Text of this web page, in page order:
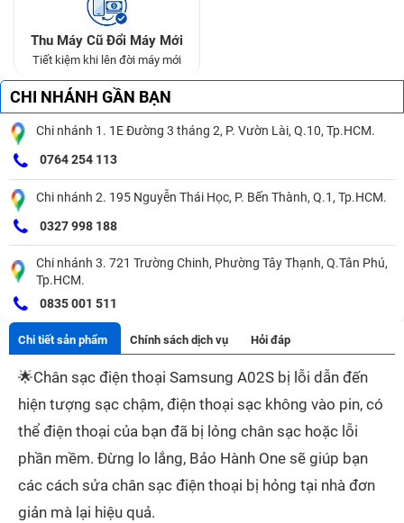
Thu Máy Cũ Đổi Máy Mới
Tiết kiệm khi lên đời máy mới
CHI NHÁNH GẦN BẠN
Chi nhánh 1. 1E Đường 3 tháng 2, P. Vườn Lài, Q.10, Tp.HCM.
0764 254 113
Chi nhánh 2. 195 Nguyễn Thái Học, P. Bến Thành, Q.1, Tp.HCM.
0327 998 188
Chi nhánh 3. 721 Trường Chinh, Phường Tây Thạnh, Q.Tân Phú,
Tp.HCM.
0835 001 511
Chi tiết sản phẩm Chính sách dịch vụ Hỏi đáp
🌟Chân sạc điện thoại Samsung A02S bị lỗi dẫn đến
hiện tượng sạc chậm, điện thoại sạc không vào pin, có
thể điện thoại của bạn đã bị lỏng chân sạc hoặc lỗi
phần mềm. Đừng lo lắng, Bảo Hành One sẽ giúp bạn
các cách sửa chân sạc điện thoại bị hỏng tại nhà đơn
giản mà lại hiệu quả.